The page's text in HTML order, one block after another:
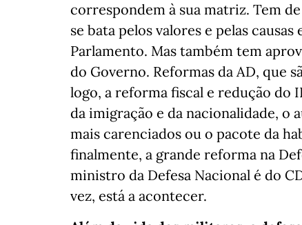
correspondem à sua matriz. Tem
se bata pelos valores e pelas
Parlamento. Mas também tem
do Governo. Reformas da AD, que
logo, a reforma fiscal e redução do
da imigração e da nacionalidade, o
mais carenciados ou o pacote da
finalmente, a grande reforma na
ministro da Defesa Nacional é do
vez, está a acontecer.